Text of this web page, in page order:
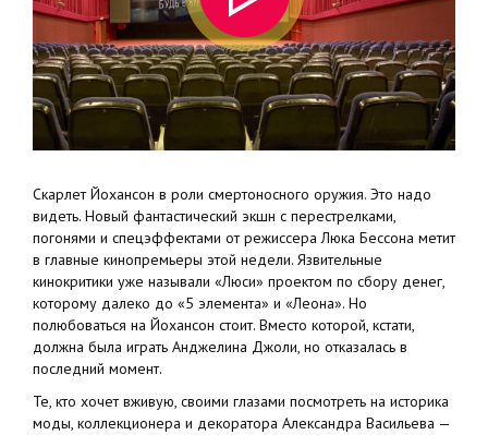
Скарлет Йохансон в роли смертоносного оружия. Это надо
видеть. Новый фантастический экшн с перестрелками,
погонями и спецэффектами от режиссера Люка Бессона метит
в главные кинопремьеры этой недели. Язвительные
кинокритики уже называли «Люси» проектом по сбору денег,
которому далеко до «5 элемента» и «Леона». Но
полюбоваться на Йохансон стоит. Вместо которой, кстати,
должна была играть Анджелина Джоли, но отказалась в
последний момент.
Те, кто хочет вживую, своими глазами посмотреть на историка
моды, коллекционера и декоратора Александра Васильева —